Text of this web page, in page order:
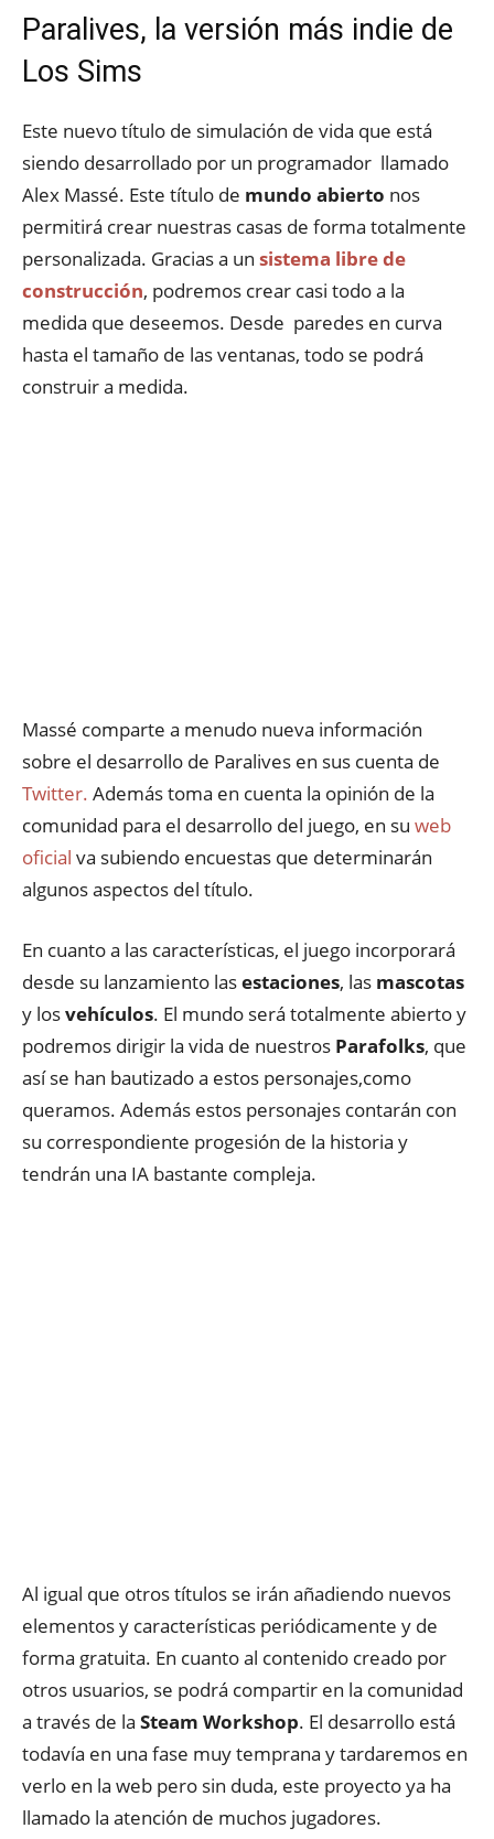
Paralives, la versión más indie de
Los Sims
Este nuevo título de simulación de vida que está
siendo desarrollado por un programador llamado
Alex Massé. Este título de mundo abierto nos
permitirá crear nuestras casas de forma totalmente
personalizada. Gracias a un sistema libre de
construcción, podremos crear casi todo a la
medida que deseemos. Desde paredes en curva
hasta el tamaño de las ventanas, todo se podrá
construir a medida.
Massé comparte a menudo nueva información
sobre el desarrollo de Paralives en sus cuenta de
Twitter. Además toma en cuenta la opinión de la
comunidad para el desarrollo del juego, en su web
oficial va subiendo encuestas que determinarán
algunos aspectos del título.
En cuanto a las características, el juego incorporará
desde su lanzamiento lasestaciones, las mascotas
y losvehículos. El mundo será totalmente abierto y
podremos dirigir la vida de nuestros Parafolks, que
así se han bautizado a estos personajes,como
queramos. Además estos personajes contarán con
su correspondiente progesión de la historia y
tendrán una IA bastante compleja.
Al igual que otros títulos se irán añadiendo nuevos
elementos y características periódicamente y de
forma gratuita. En cuanto al contenido creado por
otros usuarios, se podrá compartir en la comunidad
a través de la Steam Workshop. El desarrollo está
todavía en una fase muy temprana y tardaremos en
verlo en la web pero sin duda, este proyecto ya ha
llamado la atención de muchos jugadores.